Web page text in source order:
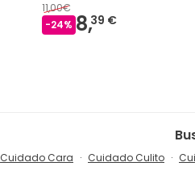
11,00€
-24% 8,39 €
Cuidado Cara Cuidado Culito